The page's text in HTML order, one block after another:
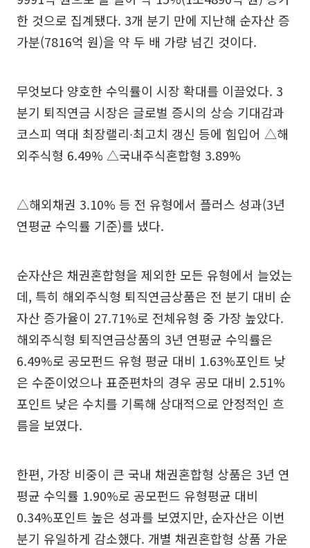
한 것으로 집계됐다. 3개 분기 만에 지난해 순자산 증
가분(7816억 원)을 약 두 배 가량 넘긴 것이다.
무엇보다 양호한 수익률이 시장 확대를 이끌었다. 3
분기 퇴직연금 시장은 글로벌 증시의 상승 기대감과
코스피 역대 최장랠리∙최고치 갱신 등에 힘입어 △해
외주식형 6.49% △국내주식혼합형 3.89%
△해외채권 3.10% 등 전 유형에서 플러스 성과(3년
연평균 수익률 기준)를 냈다.
순자산은 채권혼합형을 제외한 모든 유형에서 늘었는
데, 특히 해외주식형 퇴직연금상품은 전 분기 대비 순
자산 증가율이 27.71%로 전체유형 중 가장 높았다.
해외주식형 퇴직연금상품의 3년 연평균 수익률은
6.49%로 공모펀드 유형 평균 대비 1.63%포인트 낮
은 수준이었으나 표준편차의 경우 공모 대비 2.51%
포인트 낮은 수치를 기록해 상대적으로 안정적인 흐
름을 보였다.
한편, 가장 비중이 큰 국내 채권혼합형 상품은 3년 연
평균 수익률 1.90%로 공모펀드 유형평균 대비
0.34%포인트 높은 성과를 보였지만, 순자산은 이번
분기 유일하게 감소했다. 개별 채권혼합형 상품 가운